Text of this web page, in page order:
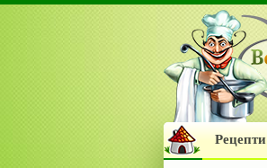
Рецепти